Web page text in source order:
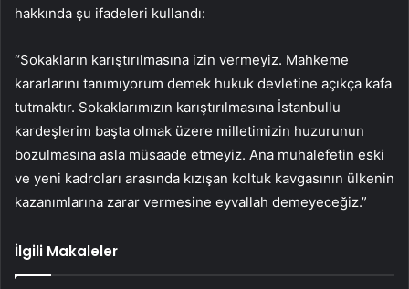
hakkında şu ifadeleri kullandı:
“Sokakların karıştırılmasına izin vermeyiz. Mahkeme
kararlarını tanımıyorum demek hukuk devletine açıkça kafa
tutmaktır. Sokaklarımızın karıştırılmasına İstanbullu
kardeşlerim başta olmak üzere milletimizin huzurunun
bozulmasına asla müsaade etmeyiz. Ana muhalefetin eski
ve yeni kadroları arasında kızışan koltuk kavgasının ülkenin
kazanımlarına zarar vermesine eyvallah demeyeceğiz.”
İlgili Makaleler